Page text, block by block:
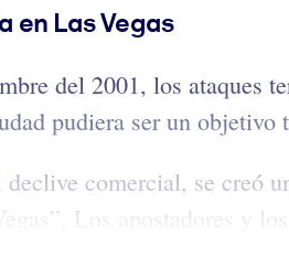
en Las Vegas
del 2001, los ataques
pudiera ser un objetivo
declive comercial, se creó
Los apostadores y